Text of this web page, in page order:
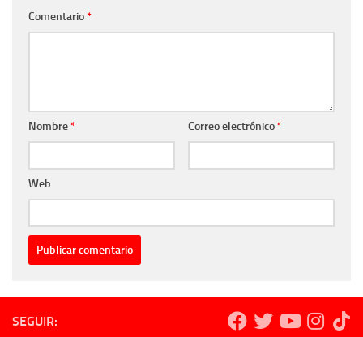
Comentario*
Nombre* Correo electrónico*
Web
SEGUIR: